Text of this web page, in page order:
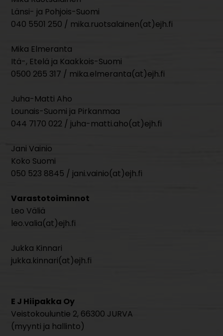
Länsi- ja Pohjois-Suomi
040 5501 250 / mika.ruotsalainen(at)ejh.fi
Mika Elmeranta
Itä-, Etelä ja Kaakkois-Suomi
0500 265 317 / mika.elmeranta(at)ejh.fi
Juha-Matti Aho
Lounais-Suomi ja Pirkanmaa
044 7170 022 / juha-matti.aho(at)ejh.fi
Jani Vainio
Koko Suomi
050 523 8845 / jani.vainio(at)ejh.fi
Varastotoiminnot
Leo Väliä
leo.valia(at)ejh.fi
Jukka Kinnari
jukka.kinnari(at)ejh.fi
E J Hiipakka Oy
Veistokouluntie 2, 66300 JURVA
(myynti ja hallinto)